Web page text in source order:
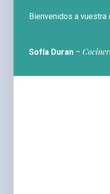
Bienvenidos a vuestra
Sofía Duran –